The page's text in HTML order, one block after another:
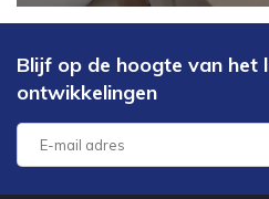
Blijf op de hoogte van het
ontwikkelingen